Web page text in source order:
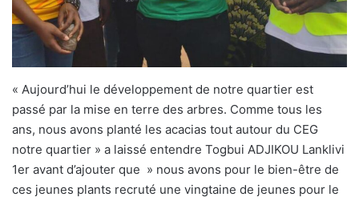
« Aujourd’hui le développement de notre quartier est
passé par la mise en terre des arbres. Comme tous les
ans, nous avons planté les acacias tout autour du CEG
notre quartier » a laissé entendre Togbui ADJIKOU Lanklivi
1er avant d’ajouter que » nous avons pour le bien-être de
ces jeunes plants recruté une vingtaine de jeunes pour le